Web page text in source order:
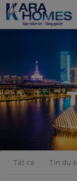
Tất cả Tin dự